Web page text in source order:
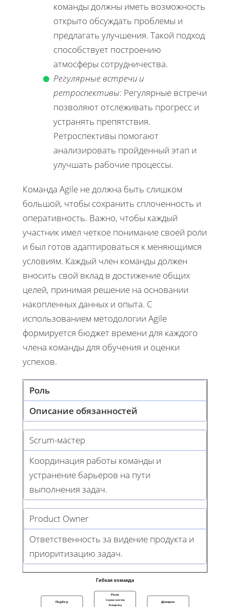
команды должны иметь возможность
открыто обсуждать проблемы и
предлагать улучшения. Такой подход
способствует построению
атмосферы сотрудничества.
Регулярные встречи и
ретроспективы: Регулярные встречи
позволяют отслеживать прогресс и
устранять препятствия.
Ретроспективы помогают
анализировать пройденный этап и
улучшать рабочие процессы.
Команда Agile не должна быть слишком
большой, чтобы сохранить сплоченность и
оперативность. Важно, чтобы каждый
участник имел четкое понимание своей роли
и был готов адаптироваться к меняющимся
условиям. Каждый член команды должен
вносить свой вклад в достижение общих
целей, принимая решение на основании
накопленных данных и опыта. С
использованием методологии Agile
формируется бюджет времени для каждого
члена команды для обучения и оценки
успехов.
Роль
Описание обязанностей
Scrum-мастер
Координация работы команды и
устранение барьеров на пути
выполнения задач.
Product Owner
Ответственность за видение продукта и
приоритизацию задач.
Гибкая команда
Подбор
Роли
Скрам-мастер
Владелец
Доверие